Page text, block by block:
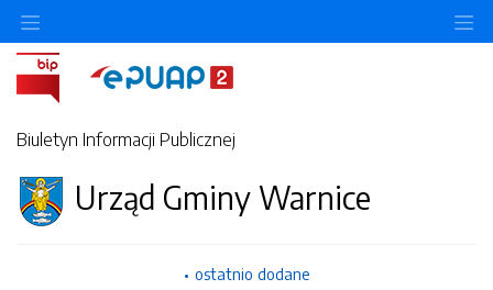
Biuletyn Informacji Publicznej
Urząd Gminy Warnice
ostatnio dodane